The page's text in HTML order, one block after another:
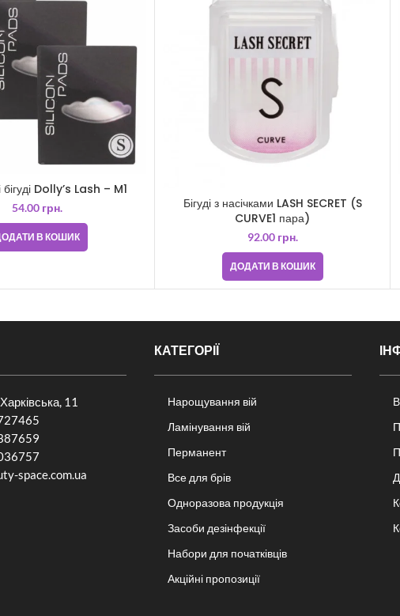
бігуді Dolly’s Lash – M1
54.00 грн.
В КОШИК
Бігуді з насічками LASH SECRET (S
CURVE1 пара)
92.00 грн.
ДОДАТИ В КОШИК
11
space.com.ua
КАТЕГОРІЇ
Нарощування вій
Ламінування вій
Перманент
Все для брів
Одноразова продукція
Засоби дезінфекції
Набори для початківців
Акційні пропозиції